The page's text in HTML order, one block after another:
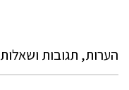
הערות, תגובות ושאלות